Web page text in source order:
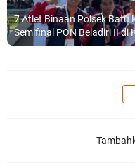
7 Atlet Binaan Polsek Batu
Semifinal PON Beladiri II di